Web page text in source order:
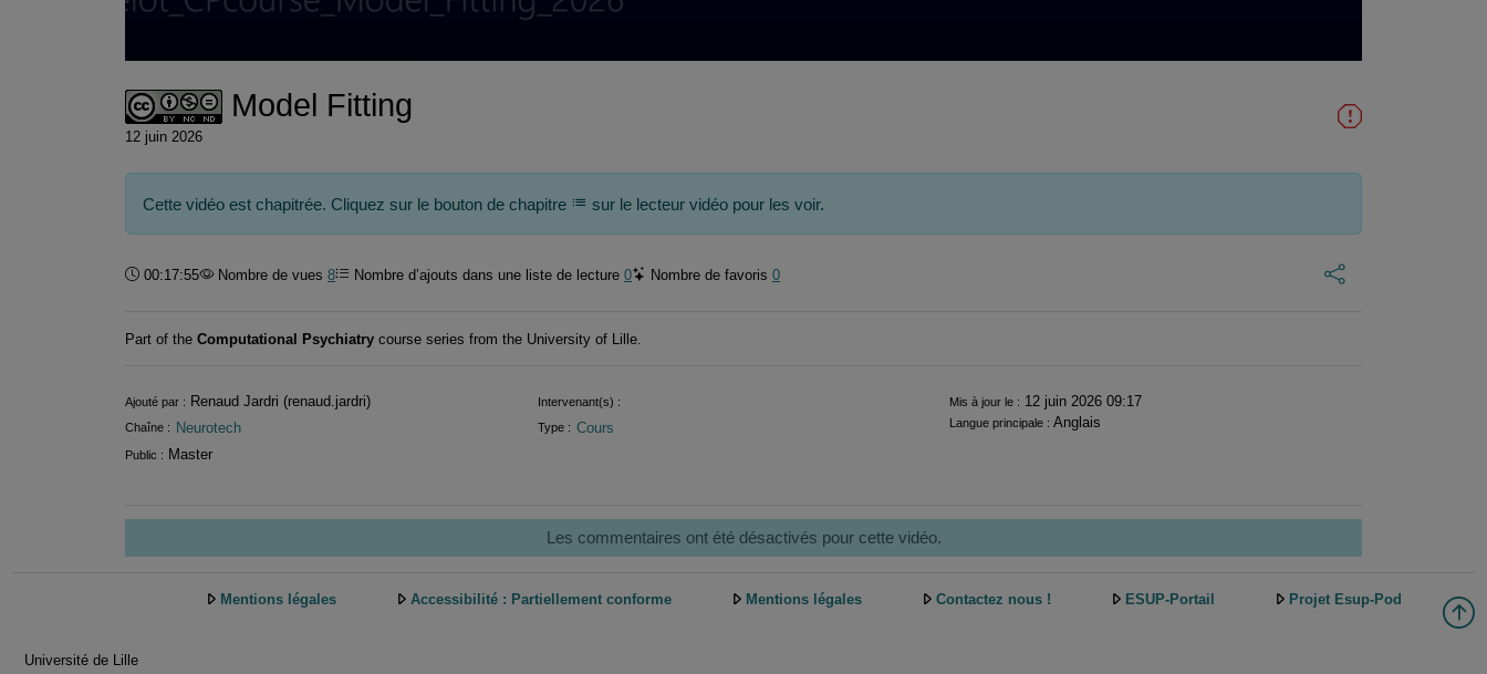
Model Fitting
12 juin 2026
Cette vidéo est chapitrée. Cliquez sur le bouton de chapitre sur le lecteur vidéo pour les voir.
Durée :
00:17:55 Nombre de vues 8 Nombre d’ajouts dans une liste de lecture 0 Nombre de favoris 0
Part of the Computational Psychiatry course series from the University of Lille.
Informations
Ajouté par : Renaud Jardri (renaud.jardri) Intervenant(s) : Mis à jour le : 12 juin 2026 09:17
Chaîne : Neurotech Type : Cours Langue principale : Anglais
Public : Master
Les commentaires ont été désactivés pour cette vidéo.
Université de Lille
Mentions légales Accessibilité : Partiellement conforme Mentions légales Contactez nous ! ESUP-Portail Projet Esup-Pod